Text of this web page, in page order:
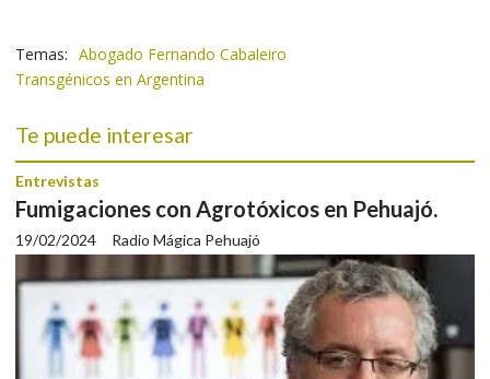
Abogado Fernando Cabaleiro
Transgénicos en Argentina
Te puede interesar
Fumigaciones con Agrotóxicos en Pehuajó.
Radio Mágica Pehuajó
Entrevistas
19/02/2024